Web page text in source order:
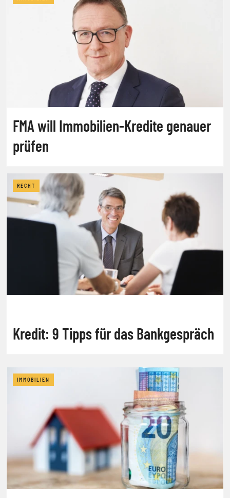
FMA will Immobilien-Kredite genauer
prüfen
RECHT
Kredit: 9 Tipps für das Bankgespräch
IMMOBILIEN